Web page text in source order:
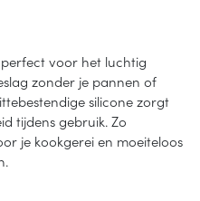
perfect voor het luchtig
zonder je pannen of
silicone zorgt
tijdens gebruik. Zo
je kookgerei en moeiteloos